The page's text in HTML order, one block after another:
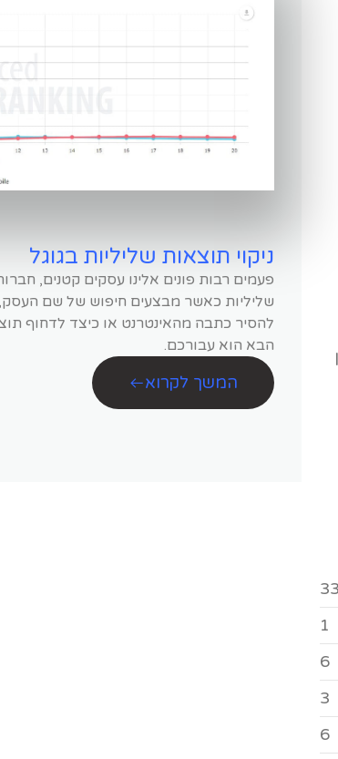
ניקוי תוצאות שליליות בגוגל
פעמים רבות פונים אלינו עסקים קטנים,
שליליות כאשר מבצעים חיפוש של שם
להסיר כתבה מהאינטרנט או כיצד לדחוף
הבא הוא עבורכם.
המשך לקרוא
33
1
6
3
6